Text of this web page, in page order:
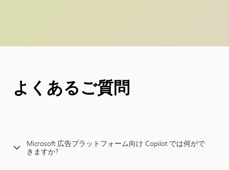
よくあるご質問
Microsoft 広告プラットフォーム向け Copilot では何がで
きますか?